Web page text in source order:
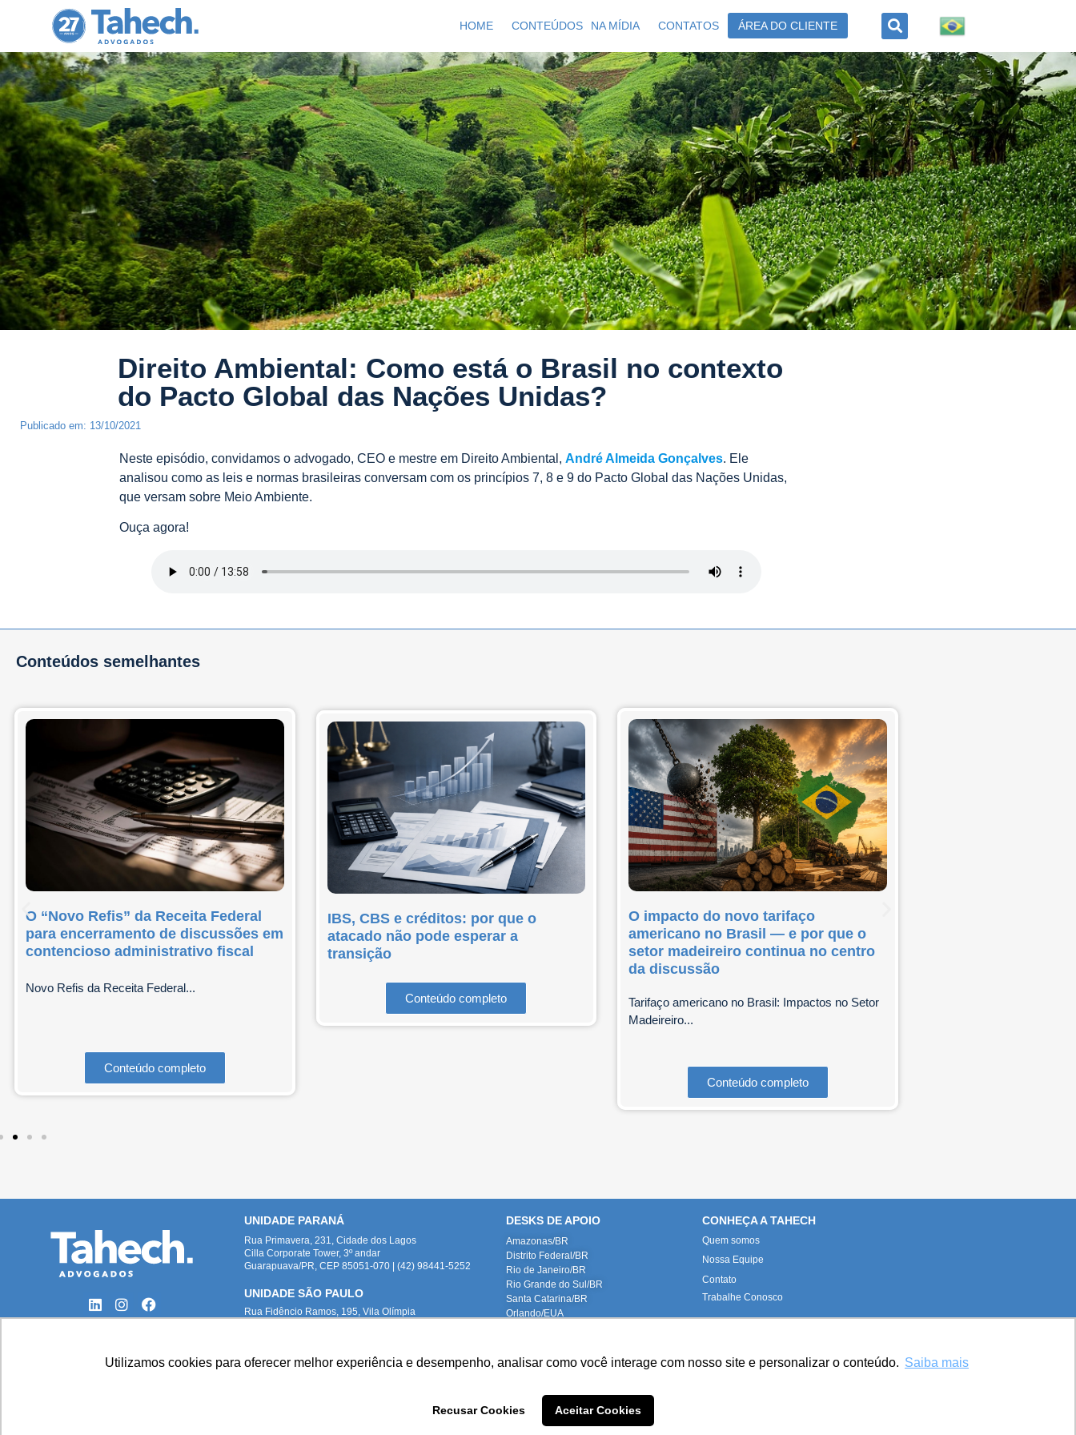
Utilizamos cookies para oferecer melhor experiência e desempenho, analisar como você interage com nosso site e personalizar o conteúdo. Saiba mais
Recusar Cookies Aceitar Cookies
HOME CONTEÚDOS NA MÍDIA CONTATOS ÁREA DO CLIENTE
Direito Ambiental: Como está o Brasil no contexto
do Pacto Global das Nações Unidas?
Publicado em: 13/10/2021
Neste episódio, convidamos o advogado, CEO e mestre em Direito Ambiental,André Almeida Gonçalves. Ele
analisou como as leis e normas brasileiras conversam com os princípios 7, 8 e 9 do Pacto Global das Nações Unidas,
que versam sobre Meio Ambiente.
Ouça agora!
Conteúdos semelhantes
O “Novo Refis” da Receita Federal
para encerramento de discussões em
contencioso administrativo fiscal
Novo Refis da Receita Federal...
Conteúdo completo
IBS, CBS e créditos: por que o
atacado não pode esperar a
transição
Conteúdo completo
O impacto do novo tarifaço
americano no Brasil — e por que o
setor madeireiro continua no centro
da discussão
Tarifaço americano no Brasil: Impactos no Setor
Madeireiro...
Conteúdo completo
UNIDADE PARANÁ
Rua Primavera, 231, Cidade dos Lagos
Cilla Corporate Tower, 3º andar
Guarapuava/PR, CEP 85051-070 | (42) 98441-5252
UNIDADE SÃO PAULO
Rua Fidêncio Ramos, 195, Vila Olímpia
DESKS DE APOIO
Amazonas/BR
Distrito Federal/BR
Rio de Janeiro/BR
Rio Grande do Sul/BR
Santa Catarina/BR
Orlando/EUA
CONHEÇA A TAHECH
Quem somos
Nossa Equipe
Contato
Trabalhe Conosco
Todas as imagens deste site foram produzidas internamente, representando fielmente nossas instalações e equipe.
): Advogada e DPO da Tahech Advogados
Todos os direitos reservados © 2023 Tahech Advogados